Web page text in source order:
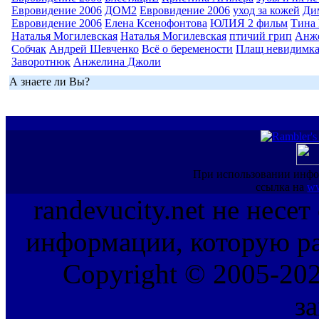
Евровидение 2006 ДОМ2 Евровидение 2006 уход за кожей
Евровидение 2006 Елена Ксенофонтова ЮЛИЯ 2 фильм Тина
Наталья Могилевская Наталья Могилевская птичий грип
Собчак Андрей Шевченко Всё о беремености Плащ невидимка
Заворотнюк Анжелина Джоли
А знаете ли Вы?
При использовании
ссылка на
randevucity.net не несет
информации, которую
Copyright © 2005-